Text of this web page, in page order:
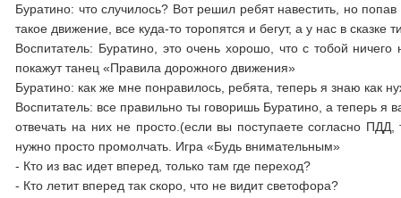
Буратино: что случилось? Вот решил ребят навестить, но
такое движение, все куда-то торопятся и бегут, а у нас в сказке
Воспитатель: Буратино, это очень хорошо, что с тобой
покажут танец «Правила дорожного движения»
Буратино: как же мне понравилось, ребята, теперь я знаю как
Воспитатель: все правильно ты говоришь Буратино, а теперь
отвечать на них не просто.(если вы поступаете согласно
нужно просто промолчать. Игра «Будь внимательным»
- Кто из вас идет вперед, только там где переход?
- Кто летит вперед так скоро, что не видит светофора?